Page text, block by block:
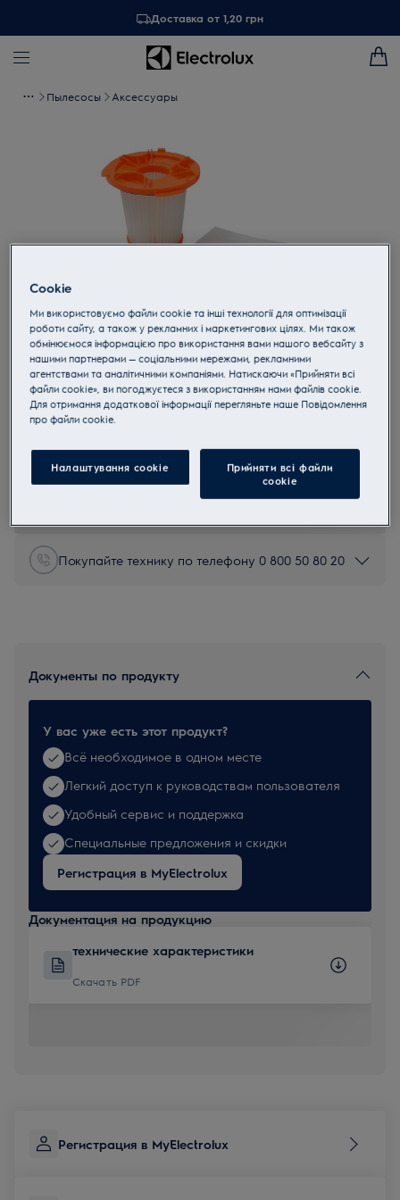
Доставка от 1,20 грн
Пылесосы Аксессуары
Tap to zoom
F132
мешка
0 (0)
Покупайте технику по телефону 0 800 50 80 20
Документы по продукту
У вас уже есть этот продукт?
Всё необходимое в одном месте
Легкий доступ к руководствам пользователя
Удобный сервис и поддержка
Специальные предложения и скидки
Регистрация в MyElectrolux
Документация на продукцию
технические характеристики
Скачать PDF
Регистрация в MyElectrolux
Cookie
Ми використовуємо файли cookie та інші технології для оптимізації
роботи сайту, а також у рекламних і маркетингових цілях. Ми також
обмінюємося інформацією про використання вами нашого вебсайту з
нашими партнерами — соціальними мережами, рекламними
агентствами та аналітичними компаніями. Натискаючи «Прийняти всі
файли cookie», ви погоджуєтеся з використанням нами файлів cookie.
Для отримання додаткової інформації перегляньте наше Пoвідомлення
прo файли cookie.
Налаштування cookie
Прийняти всі файли
сookie